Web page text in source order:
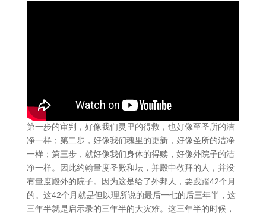
第一步的审判，好像我们灵里的得救，也好像至圣所的洁
净一样；第二步，好像我们魂里的更新，好像圣所的洁净
一样；第三步，就好像我们身体的得赎，好像外院子的洁
净一样。因此约翰量度圣殿和坛，并殿中敬拜的人，并没
有量度殿外的院子。因为这是给了外邦人，要践踏42个月
的。这42个月就是但以理所说的最后一七的后三年半，这
三年半就是启示录的三年半的大灾难。这三年半的时候，